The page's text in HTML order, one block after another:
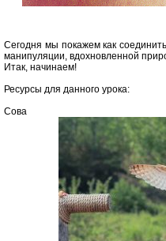
Сегодня мы покажем как
манипуляции, вдохновленной
Итак, начинаем!
Ресурсы для данного урока:
Сова